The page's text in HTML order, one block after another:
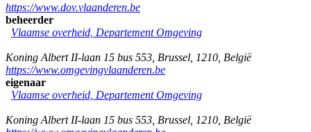
https://www.dov.vlaanderen.be
beheerder
Vlaamse overheid, Departement Omgeving
Koning Albert II-laan 15 bus 553 Brussel 1210 België
https://www.omgevingvlaanderen.be
eigenaar
Vlaamse overheid, Departement Omgeving
Koning Albert II-laan 15 bus 553 Brussel 1210 België